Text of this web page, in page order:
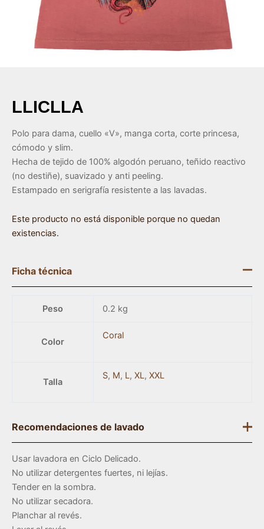
LLICLLA
Polo para dama, cuello «V», manga corta, corte princesa,
cómodo y slim.
Hecha de tejido de 100% algodón peruano, teñido reactivo
(no destiñe), suavizado y anti peeling.
Estampado en serigrafía resistente a las lavadas.
Este producto no está disponible porque no quedan
existencias.
Ficha técnica
Peso 0.2 kg
Color
Coral
Talla
S, M, L, XL, XXL
Recomendaciones de lavado
Usar lavadora en Ciclo Delicado.
No utilizar detergentes fuertes, ni lejías.
Tender en la sombra.
No utilizar secadora.
Planchar al revés.